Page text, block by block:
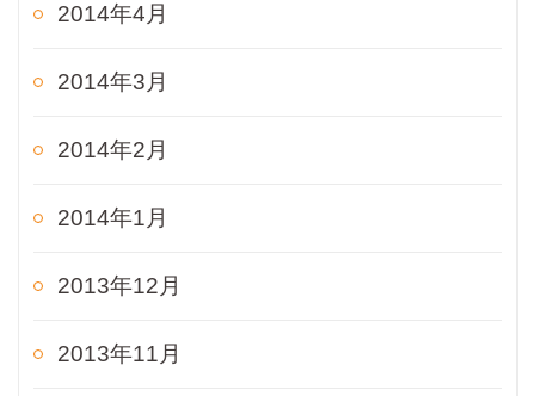
2014年4月
2014年3月
2014年2月
2014年1月
2013年12月
2013年11月